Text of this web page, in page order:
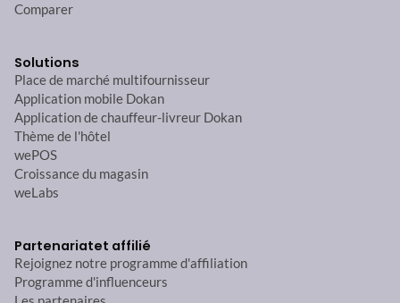
Comparer
Solutions
Place de marché multifournisseur
Application mobile Dokan
Application de chauffeur-livreur Dokan
Thème de l'hôtel
wePOS
Croissance du magasin
weLabs
Partenariatet affilié
Rejoignez notre programme d'affiliation
Programme d'influenceurs